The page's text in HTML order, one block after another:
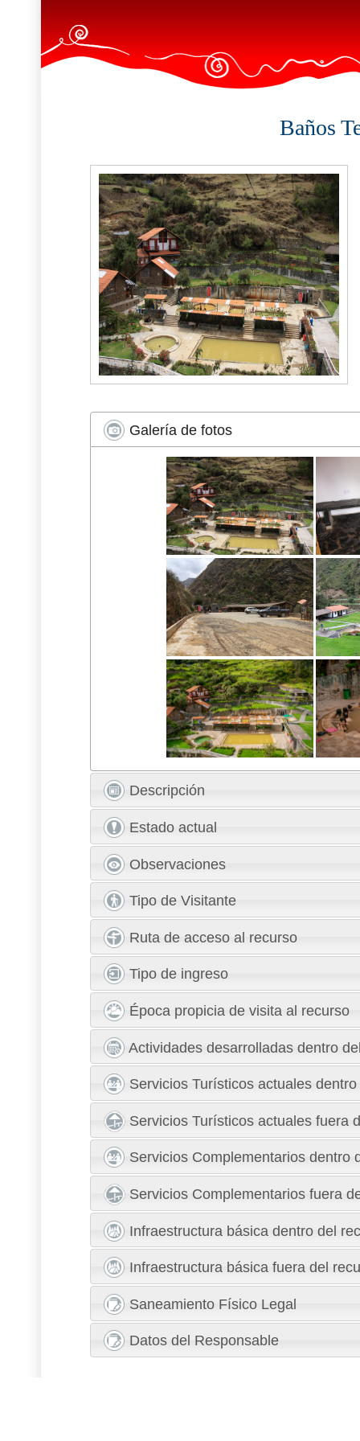
Baños
Galería de fotos
Descripción
Estado actual
Observaciones
Tipo de Visitante
Ruta de acceso al recurso
Tipo de ingreso
Época propicia de visita al recurso
Actividades desarrolladas dentro
Servicios Turísticos actuales
Servicios Turísticos actuales fuera
Servicios Complementarios dentro
Servicios Complementarios fuera
Infraestructura básica dentro del
Infraestructura básica fuera del
Saneamiento Físico Legal
Datos del Responsable